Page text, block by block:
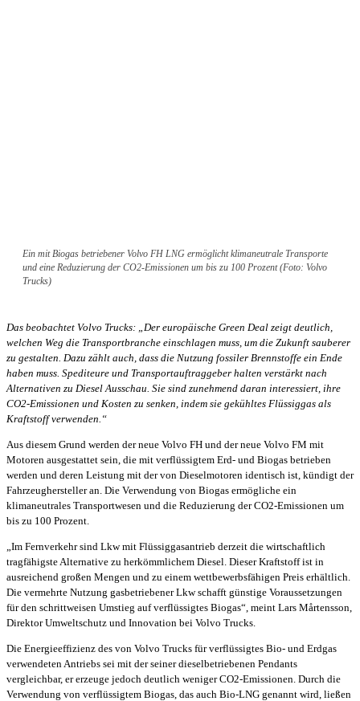
Ein mit Biogas betriebener Volvo FH LNG ermöglicht klimaneutrale Transporte
und eine Reduzierung der CO2-Emissionen um bis zu 100 Prozent (Foto: Volvo
Trucks)
Das beobachtet Volvo Trucks: „Der europäische Green Deal zeigt deutlich,
welchen Weg die Transportbranche einschlagen muss, um die Zukunft sauberer
zu gestalten. Dazu zählt auch, dass die Nutzung fossiler Brennstoffe ein Ende
haben muss. Spediteure und Transportauftraggeber halten verstärkt nach
Alternativen zu Diesel Ausschau. Sie sind zunehmend daran interessiert, ihre
CO2-Emissionen und Kosten zu senken, indem sie gekühltes Flüssiggas als
Kraftstoff verwenden.“
Aus diesem Grund werden der neue Volvo FH und der neue Volvo FM mit
Motoren ausgestattet sein, die mit verflüssigtem Erd- und Biogas betrieben
werden und deren Leistung mit der von Dieselmotoren identisch ist, kündigt der
Fahrzeughersteller an. Die Verwendung von Biogas ermögliche ein
klimaneutrales Transportwesen und die Reduzierung der CO2-Emissionen um
bis zu 100 Prozent.
„Im Fernverkehr sind Lkw mit Flüssiggasantrieb derzeit die wirtschaftlich
tragfähigste Alternative zu herkömmlichem Diesel. Dieser Kraftstoff ist in
ausreichend großen Mengen und zu einem wettbewerbsfähigen Preis erhältlich.
Die vermehrte Nutzung gasbetriebener Lkw schafft günstige Voraussetzungen
für den schrittweisen Umstieg auf verflüssigtes Biogas“, meint Lars Mårtensson,
Direktor Umweltschutz und Innovation bei Volvo Trucks.
Die Energieeffizienz des von Volvo Trucks für verflüssigtes Bio- und Erdgas
verwendeten Antriebs sei mit der seiner dieselbetriebenen Pendants
vergleichbar, er erzeuge jedoch deutlich weniger CO2-Emissionen. Durch die
Verwendung von verflüssigtem Biogas, das auch Bio-LNG genannt wird, ließen